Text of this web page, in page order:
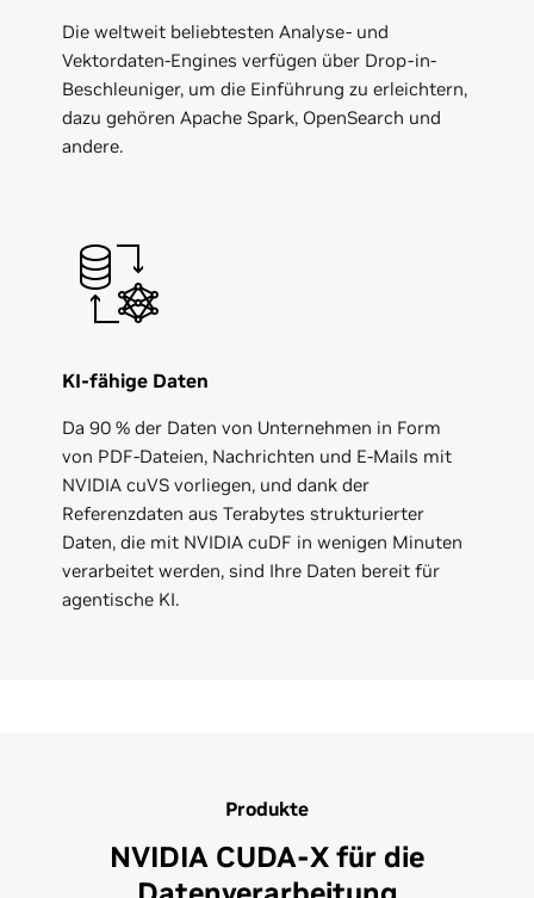
Die weltweit beliebtesten Analyse- und
Vektordaten-Engines verfügen über Drop-in-
Beschleuniger, um die Einführung zu erleichtern,
dazu gehören Apache Spark, OpenSearch und
andere.
KI-fähige Daten
Da 90 % der Daten von Unternehmen in Form
von PDF-Dateien, Nachrichten und E-Mails mit
NVIDIA cuVS vorliegen, und dank der
Referenzdaten aus Terabytes strukturierter
Daten, die mit NVIDIA cuDF in wenigen Minuten
verarbeitet werden, sind Ihre Daten bereit für
agentische KI.
Produkte
NVIDIA CUDA-X für die